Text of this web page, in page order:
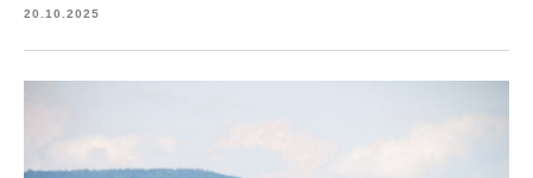
20.10.2025